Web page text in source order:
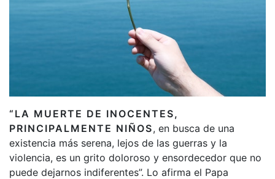
“LA MUERTE DE INOCENTES,
PRINCIPALMENTE NIÑOS, en busca de una
existencia más serena, lejos de las guerras y la
violencia, es un grito doloroso y ensordecedor que no
puede dejarnos indiferentes”. Lo afirma el Papa